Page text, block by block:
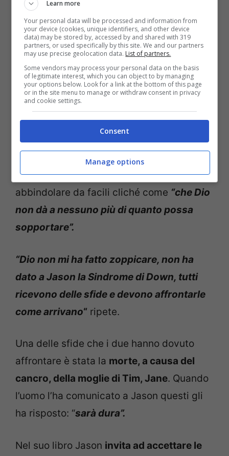
L’incredibile libro di Tim non edulcora le
disabilitàmentali e fisiche.
D’altra parte lo scrittore non si lascia
abbindolare da facili cliché come “che Dio
non dà a nessuno più di quanto possa
sopportare”.
“Dio non mi ha fatto zoppicare, non ha
dato a Jason la Sindrome di Down, tutti
ricevono delle sfide e devono affrontarle
come arrivano“ ripete.
Una delle sfide che i due hanno dovuto
affrontare è stata la morte, a causa del
cancro, della moglie di Tim, Jane. Quando
l’uomo l’ha comunicato a Jason questi gli
ha risposto: “sarà dura”.
Nel suo libro Jason invita ad accettare le
Learn more
Your personal data will be processed and information from
your device (cookies, unique identifiers, and other device
data) may be stored by, accessed by and shared with 319
partners, or used specifically by this site. We and our partners
may use precise geolocation data. List of partners.
Some vendors may process your personal data on the basis
of legitimate interest, which you can object to by managing
your options below. Look for a link at the bottom of this page
or in the site menu to manage or withdraw consent in privacy
and cookie settings.
Consent
Manage options